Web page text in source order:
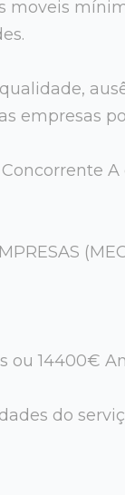
moveis
empresas
A
ou 14400€
do